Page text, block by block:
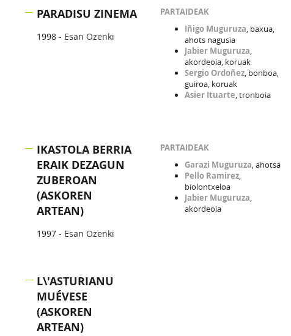
PARADISU ZINEMA
1998 - Esan Ozenki
PARTAIDEAK
Iñigo Muguruza, baxua,
ahots nagusia
Jabier Muguruza,
akordeoia, koruak
Sergio Ordoñez, bonboa,
guiroa, koruak
Asier Ituarte, tronboia
IKASTOLA BERRIA
ERAIK DEZAGUN
ZUBEROAN
(ASKOREN
ARTEAN)
1997 - Esan Ozenki
PARTAIDEAK
Garazi Muguruza, ahotsa
Pello Ramirez,
biolontxeloa
Jabier Muguruza,
akordeoia
L\'ASTURIANU
MUÉVESE
(ASKOREN
ARTEAN)